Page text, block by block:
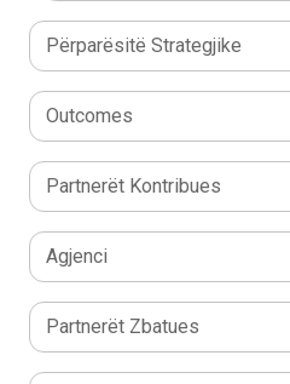
Përparësitë Strategjike
Outcomes
Partnerët Kontribues
Agjenci
Partnerët Zbatues